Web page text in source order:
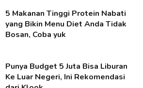
5 Makanan Tinggi Protein Nabati
yang Bikin Menu Diet Anda Tidak
Bosan, Coba yuk
Punya Budget 5 Juta Bisa Liburan
Ke Luar Negeri, Ini Rekomendasi